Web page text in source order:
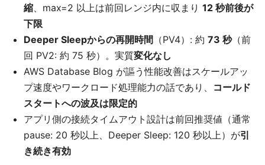
縮、max=2 以上は前回レンジ内に収まり 12 秒前後が
下限
Deeper Sleepからの再開時間 （PV4）: 約 73 秒（前
回 PV2: 約 75 秒）。実質変化なし
AWS Database Blog が謳う性能改善はスケールアッ
プ速度やワークロード処理能力の話であり、 コールド
スタートへの波及は限定的
アプリ側の接続タイムアウト設計は前回推奨値（通常
pause: 20 秒以上、Deeper Sleep: 120 秒以上）が引
き続き有効